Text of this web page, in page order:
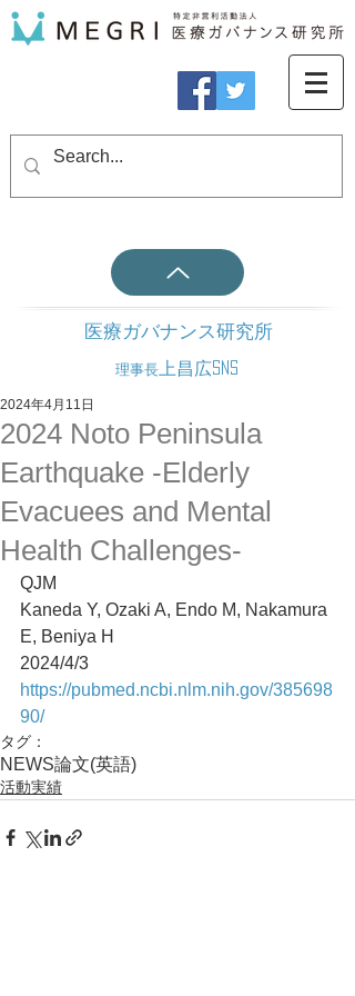
医療ガバナンス研究所
理事長 上昌広SNS
2024 Noto Peninsula
Earthquake -Elderly
Evacuees and Mental
Health Challenges-
2024年4月11日
QJM
Kaneda Y, Ozaki A, Endo M, Nakamura
E, Beniya H
2024/4/3
https://pubmed.ncbi.nlm.nih.gov/385698
90/
タグ：
NEWS論文(英語)
活動実績